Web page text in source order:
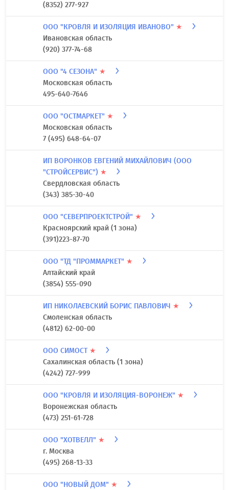
(8352) 277-927
ООО "КРОВЛЯ И ИЗОЛЯЦИЯ ИВАНОВО" ★
Ивановская область
(920) 377-74-68
ООО "4 СЕЗОНА" ★
Московская область
495-640-7646
ООО "ОСТМАРКЕТ" ★
Московская область
7 (495) 648-64-07
ИП ВОРОНКОВ ЕВГЕНИЙ МИХАЙЛОВИЧ (ООО
"СТРОЙСЕРВИС") ★
Свердловская область
(343) 385-30-40
ООО "СЕВЕРПРОЕКТСТРОЙ" ★
Красноярский край (1 зона)
(391)223-87-70
ООО "ТД "ПРОММАРКЕТ" ★
Алтайский край
(3854) 555-090
ИП НИКОЛАЕВСКИЙ БОРИС ПАВЛОВИЧ ★
Смоленская область
(4812) 62-00-00
ООО СИМОСТ ★
Сахалинская область (1 зона)
(4242) 727-999
ООО "КРОВЛЯ И ИЗОЛЯЦИЯ-ВОРОНЕЖ" ★
Воронежская область
(473) 251-61-728
ООО "ХОТВЕЛЛ" ★
г. Москва
(495) 268-13-33
ООО "НОВЫЙ ДОМ" ★